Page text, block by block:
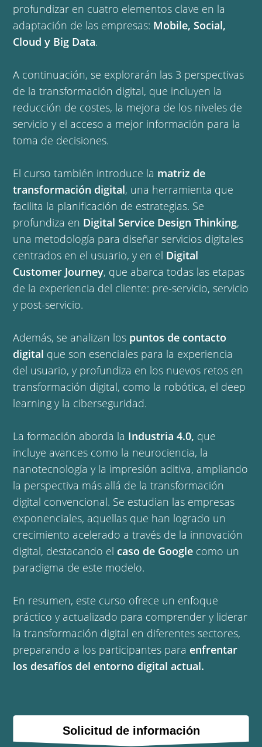
profundizar en cuatro elementos clave en la
adaptación de las empresas: Mobile, Social,
Cloud y Big Data.
A continuación, se explorarán las 3 perspectivas
de la transformación digital, que incluyen la
reducción de costes, la mejora de los niveles de
servicio y el acceso a mejor información para la
toma de decisiones.
El curso también introduce la matriz de
transformación digital, una herramienta que
facilita la planificación de estrategias. Se
profundiza en Digital Service Design Thinking,
una metodología para diseñar servicios digitales
centrados en el usuario, y en el Digital
Customer Journey, que abarca todas las etapas
de la experiencia del cliente: pre-servicio, servicio
y post-servicio.
Además, se analizan los puntos de contacto
digital que son esenciales para la experiencia
del usuario, y profundiza en los nuevos retos en
transformación digital, como la robótica, el deep
learning y la ciberseguridad.
La formación aborda la Industria 4.0, que
incluye avances como la neurociencia, la
nanotecnología y la impresión aditiva, ampliando
la perspectiva más allá de la transformación
digital convencional. Se estudian las empresas
exponenciales, aquellas que han logrado un
crecimiento acelerado a través de la innovación
digital, destacando el caso de Google como un
paradigma de este modelo.
En resumen, este curso ofrece un enfoque
práctico y actualizado para comprender y liderar
la transformación digital en diferentes sectores,
preparando a los participantes para enfrentar
los desafíos del entorno digital actual.
Solicitud de información